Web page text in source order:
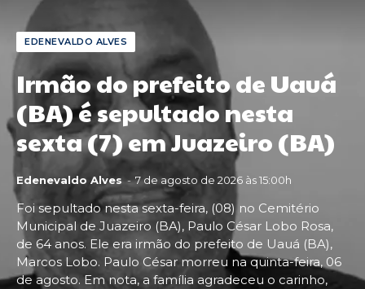
EDENEVALDO ALVES
Irmão do prefeito de Uauá
(BA) é sepultado nesta
sexta (7) em Juazeiro (BA)
Edenevaldo Alves - 7 de agosto de 2026 às 15:00h
Foi sepultado nesta sexta-feira, (08) no Cemitério
Municipal de Juazeiro (BA), Paulo César Lobo Rosa,
de 64 anos. Ele era irmão do prefeito de Uauá (BA),
Marcos Lobo. Paulo César morreu na quinta-feira, 06
de agosto. Em nota, a família agradeceu o carinho,